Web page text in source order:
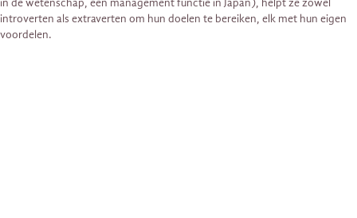
introverten als extraverten om hun doelen te bereiken, elk met hun eigen
voordelen.